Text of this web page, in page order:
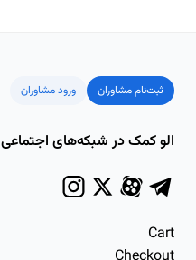
ثبت‌نام مشاوران ورود مشاوران
الو کمک در شبکه‌های اجتماعی
Cart